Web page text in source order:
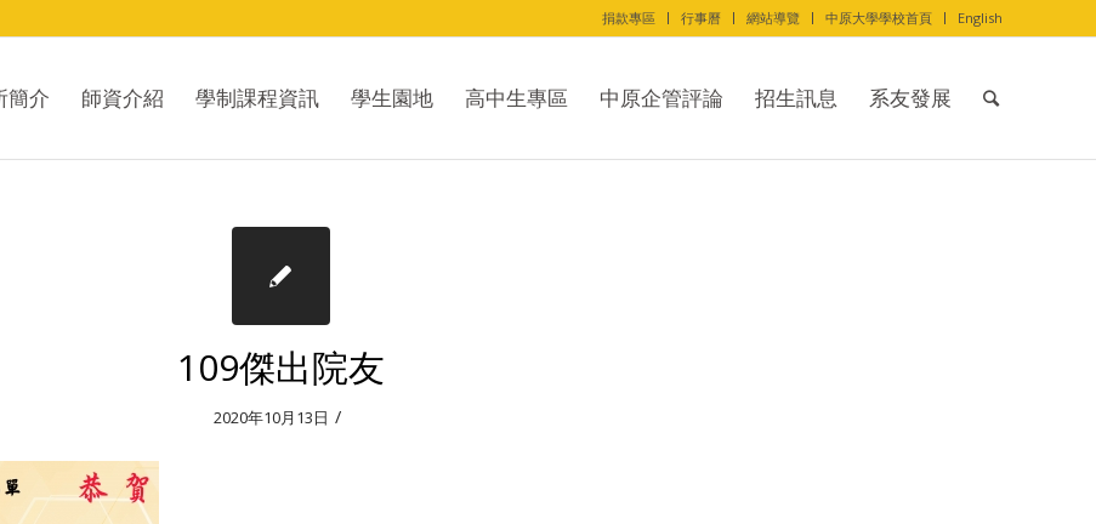
捐款專區 行事曆 網站導覽 中原大學學校首頁 English
簡介 師資介紹 學制課程資訊 學生園地 高中生專區 中原企管評論 招生訊息 系友發展
109傑出院友
2020年10月13日 /